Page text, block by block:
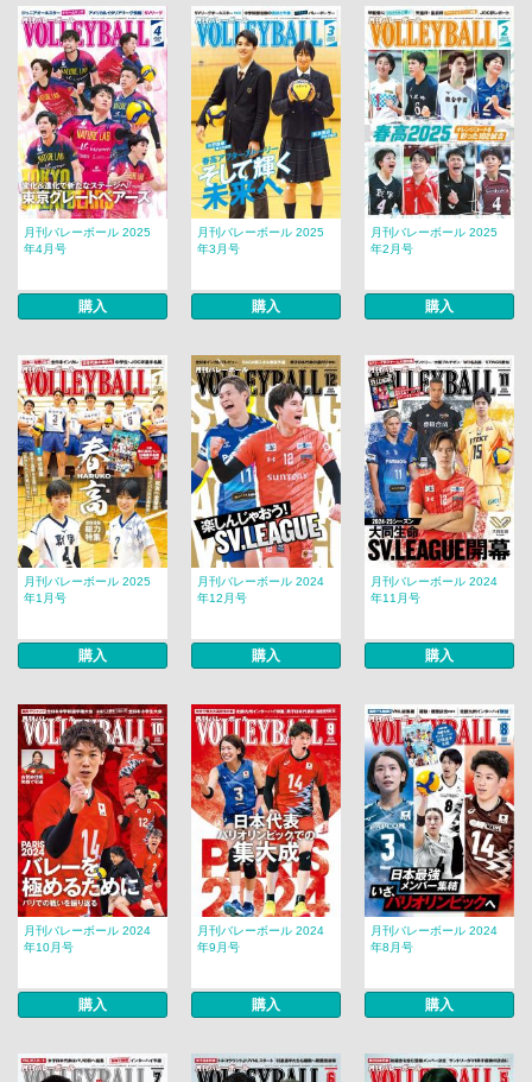
月刊バレーボール 2025
年4月号
購入
月刊バレーボール 2025
年3月号
購入
月刊バレーボール 2025
年2月号
購入
月刊バレーボール 2025
年1月号
購入
月刊バレーボール 2024
年12月号
購入
月刊バレーボール 2024
年11月号
購入
月刊バレーボール 2024
年10月号
購入
月刊バレーボール 2024
年9月号
購入
月刊バレーボール 2024
年8月号
購入